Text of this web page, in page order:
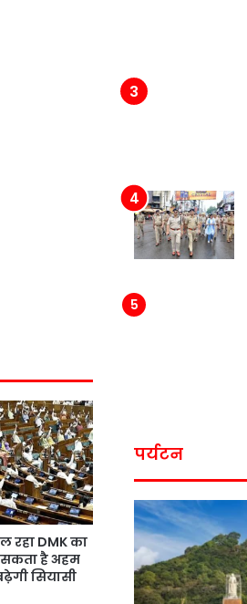
रहा DMK का
है अहम
सियासी
पर्यटन